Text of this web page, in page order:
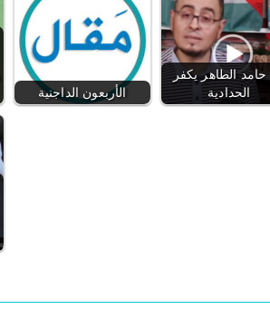
الأربعون الداجنية
حامد الطاهر يكفر
الحدادية